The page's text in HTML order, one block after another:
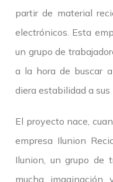
partir de material
electrónicos. Esta
un grupo de
a la hora de buscar
diera estabilidad a sus
El proyecto nace,
empresa Ilunion
Ilunion, un grupo de
mucha imaginación